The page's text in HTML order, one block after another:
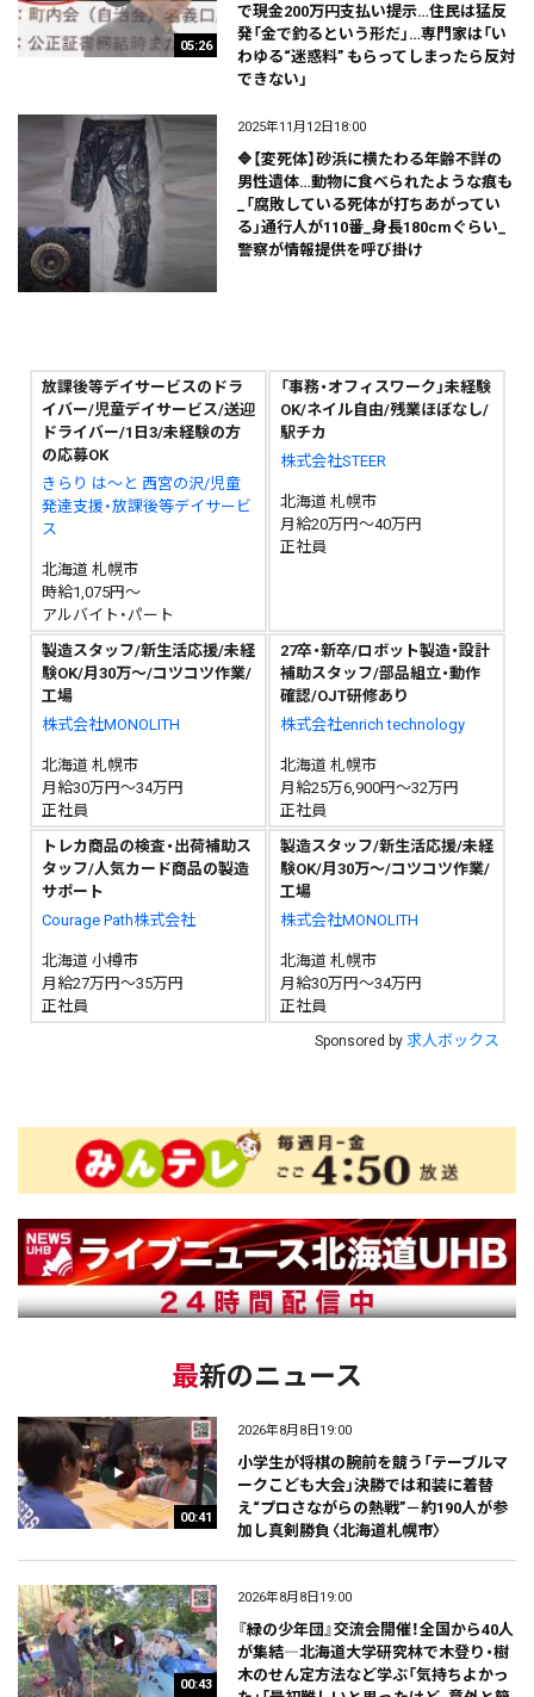
05:26
で現金200万円支払い提示…住民は猛反
発「金で釣るという形だ」…専門家は「い
わゆる“迷惑料” もらってしまったら反対
できない」
2025年11月12日18:00
🔷【変死体】砂浜に横たわる年齢不詳の
男性遺体…動物に食べられたような痕も
_「腐敗している死体が打ちあがってい
る」通行人が110番_身長180cmぐらい_
警察が情報提供を呼び掛け
放課後等デイサービスのドラ
イバー/児童デイサービス/送迎
ドライバー/1日3/未経験の方
の応募OK
きらり は～と 西宮の沢/児童
発達支援・放課後等デイサービ
ス
北海道 札幌市
時給1,075円～
アルバイト・パート
「事務・オフィスワーク」未経験
OK/ネイル自由/残業ほぼなし/
駅チカ
株式会社STEER
北海道 札幌市
月給20万円～40万円
正社員
製造スタッフ/新生活応援/未経
験OK/月30万～/コツコツ作業/
工場
株式会社MONOLITH
北海道 札幌市
月給30万円～34万円
正社員
27卒・新卒/ロボット製造・設計
補助スタッフ/部品組立・動作
確認/OJT研修あり
株式会社enrich technology
北海道 札幌市
月給25万6,900円～32万円
正社員
トレカ商品の検査・出荷補助ス
タッフ/人気カード商品の製造
サポート
Courage Path株式会社
北海道 小樽市
月給27万円～35万円
正社員
製造スタッフ/新生活応援/未経
験OK/月30万～/コツコツ作業/
工場
株式会社MONOLITH
北海道 札幌市
月給30万円～34万円
正社員
Sponsored by 求人ボックス
最新のニュース
00:41
2026年8月8日19:00
小学生が将棋の腕前を競う「テーブルマ
ークこども大会」決勝では和装に着替
え“プロさながらの熱戦”－約190人が参
加し真剣勝負〈北海道札幌市〉
00:43
2026年8月8日19:00
『緑の少年団』交流会開催！全国から40人
が集結―北海道大学研究林で木登り・樹
木のせん定方法など学ぶ「気持ちよかっ